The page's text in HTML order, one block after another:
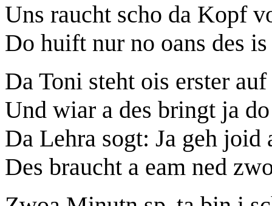
Uns raucht scho da Kopf
Do huift nur no oans des
Da Toni steht ois erster
Und wiar a des bringt ja
Da Lehra sogt: Ja geh
Des braucht a eam ned